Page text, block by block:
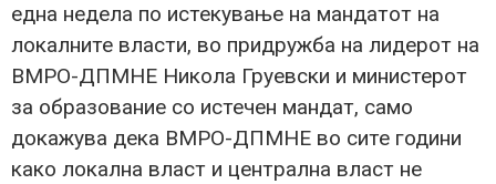
една недела по истекување на мандатот на
локалните власти, во придружба на лидерот на
ВМРО-ДПМНЕ Никола Груевски и министерот
за образование со истечен мандат, само
докажува дека ВМРО-ДПМНЕ во сите години
како локална власт и централна власт не